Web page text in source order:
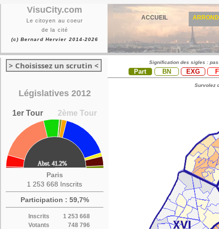
VisuCity.com
Le citoyen au coeur
de la cité
(c) Bernard Hervier 2014-2026
ACCUEIL
> Choisissez un scrutin <
Législatives 2012
1er Tour 2ème Tour
Paris
1 253 668 Inscrits
Participation : 59,7%
Inscrits
1 253 668
Votants
748 796
Signification des sigles :
Part BN EXG
Survolez